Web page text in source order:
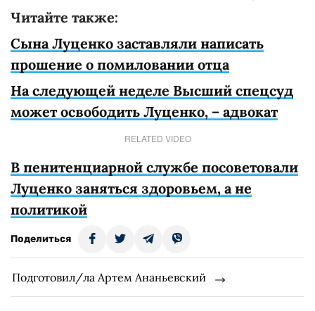
Читайте также:
Сына Луценко заставляли написать
прошение о помиловании отца
На следующей неделе Высший спецсуд
может освободить Луценко, – адвокат
RELATED VIDEO
В пенитенциарной службе посоветовали
Луценко заняться здоровьем, а не
политикой
Поделиться
Подготовил/ла Артем Ананьевский